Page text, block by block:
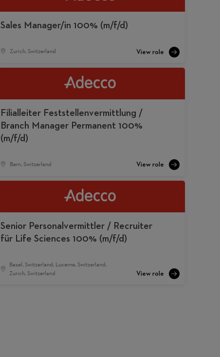
Sales Manager/in 100% (m/f/d)
Zurich, Switzerland
Filialleiter Feststellenvermittlung /
Branch Manager Permanent 100%
(m/f/d)
Bern, Switzerland
Senior Personalvermittler / Recruiter
für Life Sciences 100% (m/f/d)
Basel, Switzerland, Lucerne, Switzerland,
Zurich, Switzerland